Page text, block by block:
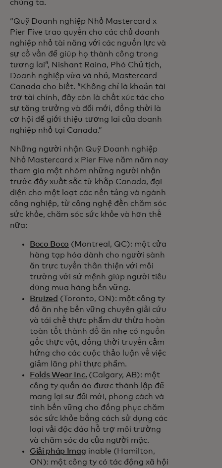
chúng ta.
“Quỹ Doanh nghiệp Nhỏ Mastercard x
Pier Five trao quyền cho các chủ doanh
nghiệp nhỏ tài năng với các nguồn lực và
sự cố vấn để giúp họ thành công trong
tương lai”, Nishant Raina, Phó Chủ tịch,
Doanh nghiệp vừa và nhỏ, Mastercard
Canada cho biết. “Không chỉ là khoản tài
trợ tài chính, đây còn là chất xúc tác cho
sự tăng trưởng và đổi mới, đồng thời là
cơ hội để giới thiệu tương lai của doanh
nghiệp nhỏ tại Canada.”
Những người nhận Quỹ Doanh nghiệp
Nhỏ Mastercard x Pier Five năm năm nay
tham gia một nhóm những người nhận
trước đây xuất sắc từ khắp Canada, đại
diện cho một loạt các nền tảng và ngành
công nghiệp, từ công nghệ đến chăm sóc
sức khỏe, chăm sóc sức khỏe và hơn thế
nữa:
Boco Boco (Montreal, QC): một cửa
hàng tạp hóa dành cho người sành
ăn trực tuyến thân thiện với môi
trường với sứ mệnh giúp người tiêu
dùng mua hàng bền vững.
Bruized (Toronto, ON): một công ty
đồ ăn nhẹ bền vững chuyên giải cứu
và tái chế thực phẩm dư thừa hoàn
toàn tốt thành đồ ăn nhẹ có nguồn
gốc thực vật, đồng thời truyền cảm
hứng cho các cuộc thảo luận về việc
giảm lãng phí thực phẩm.
Folds Wear Inc.(Calgary, AB): một
công ty quần áo được thành lập để
mang lại sự đổi mới, phong cách và
tính bền vững cho đồng phục chăm
sóc sức khỏe bằng cách sử dụng các
loại vải độc đáo hỗ trợ môi trường
và chăm sóc da của người mặc.
Giải pháp Imag inable (Hamilton,
ON): một công ty có tác động xã hội